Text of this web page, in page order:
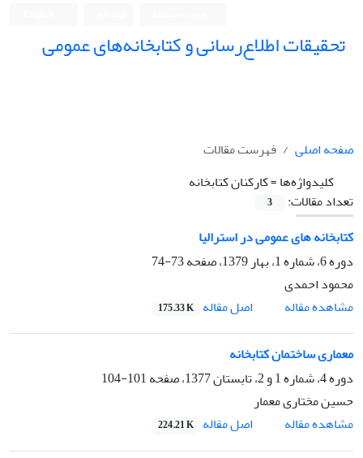
تحقیقات اطلاع‌رسانی و کتابخانه‌های عمومی
صفحه اصلی
فهرست مقالات
کلیدواژه‌ها =کارکنان کتابخانه
تعداد مقالات:
3
کتابخانه های عمومی در استرالیا
دوره 6، شماره 1، بهار 1379، صفحه
73-74
محمود احمدی
مشاهده مقاله
اصل مقاله 175.33 K
معماری ساختمان کتابخانه
دوره 4، شماره 1 و 2، تابستان 1377، صفحه
101-104
حسین مختاری معمار
مشاهده مقاله
اصل مقاله 224.21 K